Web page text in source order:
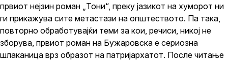
првиот нејзин роман „Тони“, преку јазикот на хуморот ни
ги прикажува сите метастази на општеството. Па така,
повторно обработувајќи теми за кои, речиси, никој не
зборува, првиот роман на Бужаровска е сериозна
шлаканица врз образот на патријархатот. После читање